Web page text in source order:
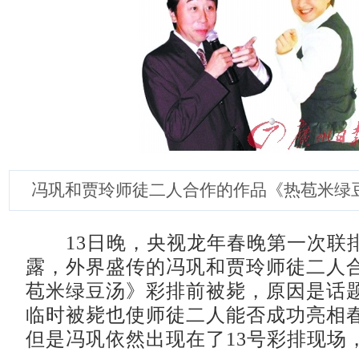
冯巩和贾玲师徒二人合作的作品《热苞米绿
13日晚，央视龙年春晚第一次联
露，外界盛传的冯巩和贾玲师徒二人
苞米绿豆汤》彩排前被毙，原因是话
临时被毙也使师徒二人能否成功亮相
但是冯巩依然出现在了13号彩排现场